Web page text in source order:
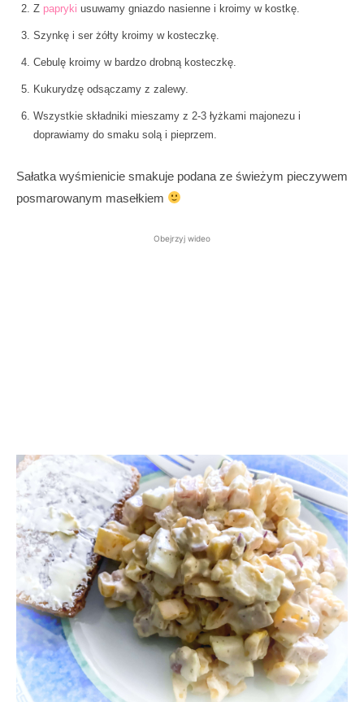
Z papryki usuwamy gniazdo nasienne i kroimy w kostkę.
Szynkę i ser żółty kroimy w kosteczkę.
Cebulę kroimy w bardzo drobną kosteczkę.
Kukurydzę odsączamy z zalewy.
Wszystkie składniki mieszamy z 2-3 łyżkami majonezu i
doprawiamy do smaku solą i pieprzem.
Sałatka wyśmienicie smakuje podana ze świeżym pieczywem
posmarowanym masełkiem
Obejrzyj wideo